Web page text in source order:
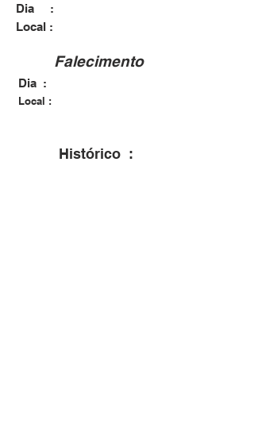
Dia :
Local :
Histórico :
Dia :
Falecimento
Local :